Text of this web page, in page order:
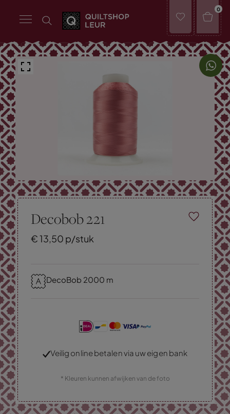
0
Decobob 221
€13,50 p/stuk
DecoBob 2000 m
Veilig online betalen via uw eigen bank
* Kleuren kunnen afwijken van de foto